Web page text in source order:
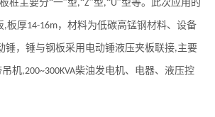
桩主要分“一”型,“Z”型,“U”型等。此次应用的
,板厚14-16m，材料为低碳高锰钢材料、设备
锤，锤与钢板采用电动锤液压夹板联接,主要
吊机,200~300KVA柴油发电机、电器、液压控